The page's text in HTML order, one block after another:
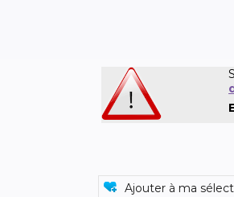
Ajouter à ma